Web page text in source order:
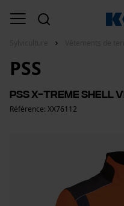
PSS
PSS X-treme Shell
Référence: XX76112